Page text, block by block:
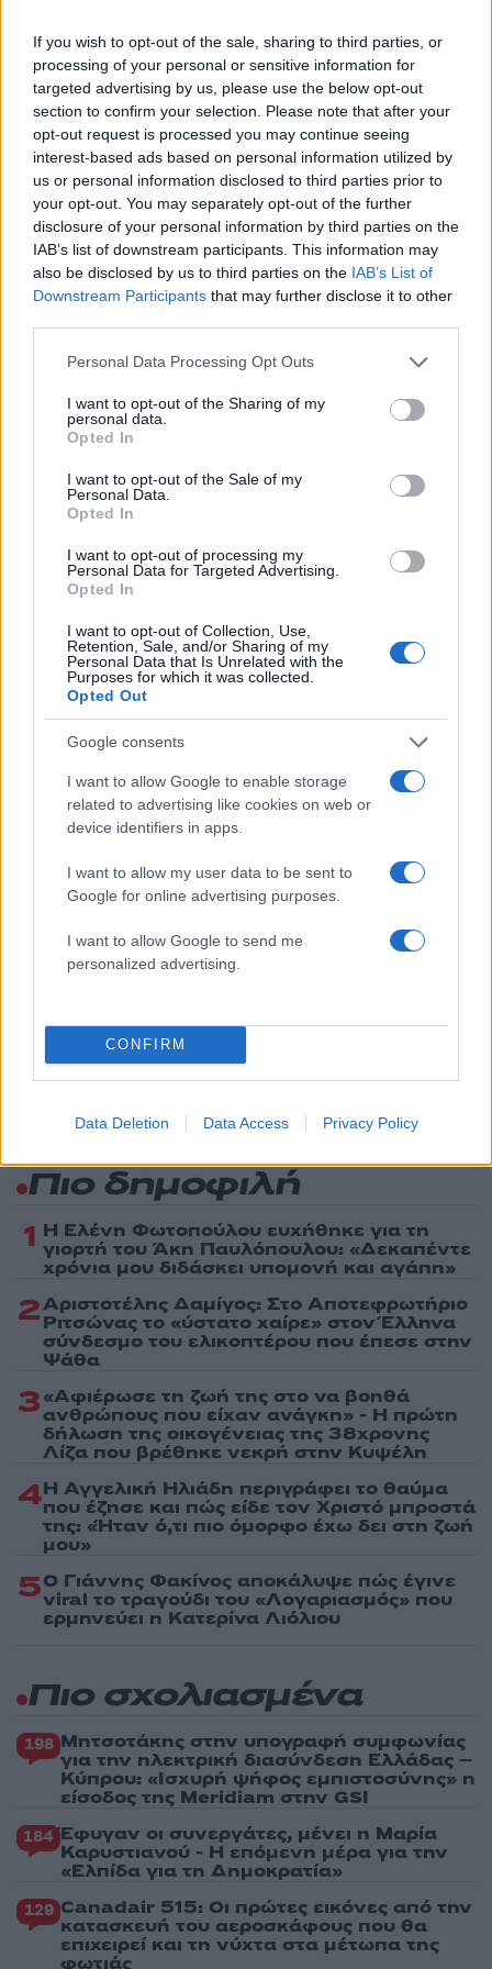
If you wish to opt-out of the sale, sharing to third parties, or
processing of your personal or sensitive information for
targeted advertising by us, please use the below opt-out
section to confirm your selection. Please note that after your
opt-out request is processed you may continue seeing
interest-based ads based on personal information utilized by
us or personal information disclosed to third parties prior to
your opt-out. You may separately opt-out of the further
disclosure of your personal information by third parties on the
IAB’s list of downstream participants. This information may
also be disclosed by us to third parties on the IAB’s List of
Downstream Participants that may further disclose it to other
Please note that this website/app uses one or more Google
not limited to your visit or usage behaviour. You may click to
grant or deny consent to Google and its third-party tags to
use your data for below specified purposes in below Google
consent section.
Personal Data Processing Opt Outs
I want to opt-out of the Sharing of my
personal data.
Opted In
I want to opt-out of the Sale of my
Personal Data.
Opted In
I want to opt-out of processing my
Personal Data for Targeted Advertising.
Opted In
I want to opt-out of Collection, Use,
Retention, Sale, and/or Sharing of my
Personal Data that Is Unrelated with the
Purposes for which it was collected.
Opted Out
Google consents
I want to allow Google to enable storage
related to advertising like cookies on web or
device identifiers in apps.
I want to allow my user data to be sent to
Google for online advertising purposes.
I want to allow Google to send me
personalized advertising.
CONFIRM
Data Deletion Data Access Privacy Policy
Σχόλια
Σχολίασε εδώ
50 /50
Υποβολή σχολίου
Όροι Χρήσης. Το site προστατεύεται από reCAPTCHA, ισχύουν
Πολιτική Απορρήτου&Όροι Χρήσηςτης Google.
SHELL
TOTAL
ΟΥΚΡΑΝΙΑ
ΦΥΣΙΚΟ ΑΕΡΙΟ
Share:
ενημερωθείτε πρώτοι για όλη την ειδησεογραφία και τα
τελευταία νέατης ημέρας
Τραγωδία στις Σέρρες: «Τα
έχασα όλα, κάτι με
τράβαγε στην καρδιά μου»,
λέει ο άνδρας που έχασε
σύζυγο και γιο στο τροχαίο
Ανανεώθηκε πριν
3 ώρες
Μυστράς: 11 μήνες
αναστολή στον
που έκρυβε τον
πατέρα του σε
– «Ήθελα να τον
Πιο δημοφιλή
1 Η Ελένη Φωτοπούλου ευχήθηκε για τη
γιορτή του Άκη Παυλόπουλου: «Δεκαπέντε
χρόνια μου διδάσκει υπομονή και αγάπη»
2Αριστοτέλης Δαμίγος: Στο Αποτεφρωτήριο
Ριτσώνας το «ύστατο χαίρε» στον Έλληνα
σύνδεσμο του ελικοπτέρου που έπεσε στην
Ψάθα
3«Αφιέρωσε τη ζωή της στο να βοηθά
ανθρώπους που είχαν ανάγκη» - Η πρώτη
δήλωση της οικογένειας της 38χρονης
Λίζα που βρέθηκε νεκρή στην Κυψέλη
4Η Αγγελική Ηλιάδη περιγράφει το θαύμα
που έζησε και πώς είδε τον Χριστό μπροστά
της: «Ήταν ό,τι πιο όμορφο έχω δει στη ζωή
μου»
5Ο Γιάννης Φακίνος αποκάλυψε πώς έγινε
viral το τραγούδι του «Λογαριασμός» που
ερμηνεύει η Κατερίνα Λιόλιου
Πιο σχολιασμένα
198 Μητσοτάκης στην υπογραφή συμφωνίας
για την ηλεκτρική διασύνδεση Ελλάδας –
Κύπρου: «Ισχυρή ψήφος εμπιστοσύνης» η
είσοδος της Meridiam στην GSI
184 Έφυγαν οι συνεργάτες, μένει η Μαρία
Καρυστιανού - Η επόμενη μέρα για την
«Ελπίδα για τη Δημοκρατία»
129 Canadair 515: Οι πρώτες εικόνες από την
κατασκευή του αεροσκάφους που θα
επιχειρεί και τη νύχτα στα μέτωπα της
φωτιάς